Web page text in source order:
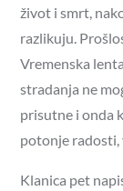
život i smrt,
razlikuju.
Vremenska
stradanja ne
prisutne i onda
potonje radosti,
Klanica pet